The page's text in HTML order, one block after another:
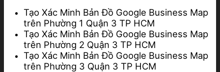
Tạo Xác Minh Bản Đồ Google Business Map
trên Phường 1 Quận 3 TP HCM
Tạo Xác Minh Bản Đồ Google Business Map
trên Phường 2 Quận 3 TP HCM
Tạo Xác Minh Bản Đồ Google Business Map
trên Phường 3 Quận 3 TP HCM